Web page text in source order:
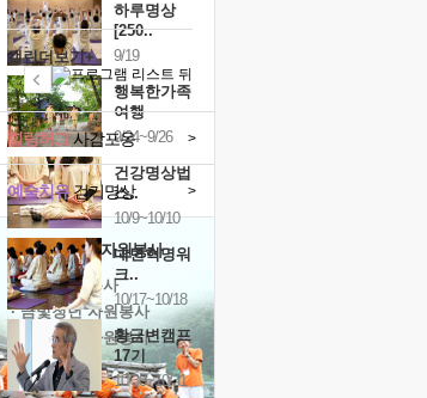
하루명상
[250..
9/19
행복한가족
여행
9/24~9/26
건강명상법
스..
10/9~10/10
내면혁명워
크..
10/17~10/18
황금변캠프
17기
10/30~10/31
캘린더보기+
예술치유걷기명상 >
힐링허그사감포옹 >
'옹달샘의 꽃'자원봉사
· 청년 자원봉사
· 금빛청년 자원봉사
· 음식연구 자원봉사